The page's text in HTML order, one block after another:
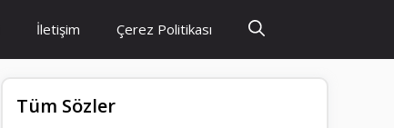
İletişim Çerez Politikası
Tüm Sözler